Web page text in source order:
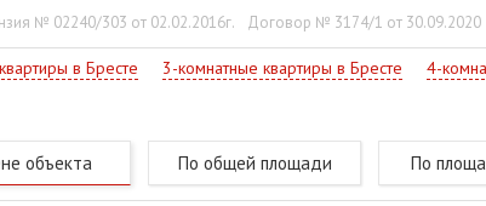
№ 02240/303 от 02.02.2016г. Договор № 3174/1 от 30.09.2020
в Бресте 3-комнатные квартиры в Бресте 4-
объекта По общей площади По